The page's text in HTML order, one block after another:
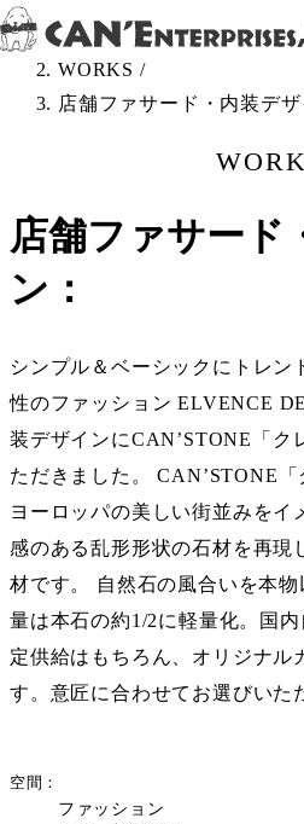
Skip to content
TOP /
WORKS /
店舗ファサード・内装デザ
店舗ファサード
ン：
シンプル＆ベーシックにトレン
性のファッション ELVENCE
装デザインにCAN’STONE「ク
ただきました。 CAN’STONE
ヨーロッパの美しい街並みをイ
感のある乱形形状の石材を再現
材です。 自然石の風合いを本
量は本石の約1/2に軽量化。国
定供給はもちろん、オリジナル
す。意匠に合わせてお選びいた
空間
ファッション